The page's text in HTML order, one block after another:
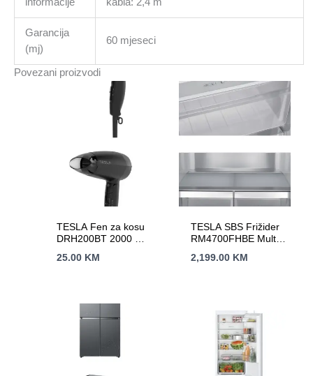
Garancija
(mj)
60 mjeseci
Povezani proizvodi
TESLA Fen za kosu
DRH200BT 2000 W /
25.00 KM
TESLA SBS Frižider
RM4700FHBE Multi
(V)180cm (Š)79,5cm
2,199.00 KM